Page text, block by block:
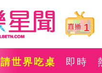
1
請世界吃桌 即時